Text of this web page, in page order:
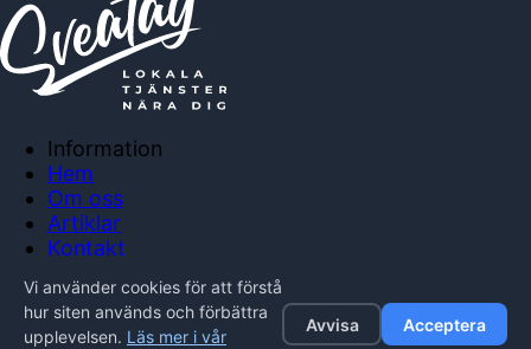
Information
Hem
Om oss
Artiklar
Kontakt
Integritetspolicy
Vi använder cookies för att förstå
hur siten används och förbättra
upplevelsen. Läs mer i vår
Avvisa Acceptera